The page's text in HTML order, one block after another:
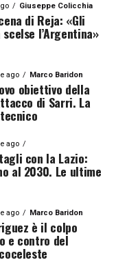
Giuseppe Colicchia
di Reja: «Gli
l’Argentina»
ago Marco Baridon
obiettivo della
di Sarri. La
ago
con la Lazio:
al 2030. Le ultime
ago Marco Baridon
è il colpo
e contro del